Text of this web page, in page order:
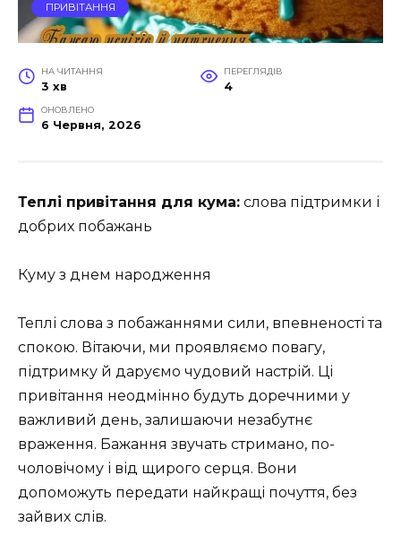
ПРИВІТАННЯ
НА ЧИТАННЯ
3 хв
ПЕРЕГЛЯДІВ
4
ОНОВЛЕНО
6 Червня, 2026
Теплі привітання для кума: слова підтримки і
добрих побажань
Куму з днем народження
Теплі слова з побажаннями сили, впевненості та
спокою. Вітаючи, ми проявляємо повагу,
підтримку й даруємо чудовий настрій. Ці
привітання неодмінно будуть доречними у
важливий день, залишаючи незабутнє
враження. Бажання звучать стримано, по-
чоловічому і від щирого серця. Вони
допоможуть передати найкращі почуття, без
зайвих слів.